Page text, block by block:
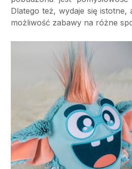
Dlatego też, wydaje się istotne,
możliwość zabawy na różne